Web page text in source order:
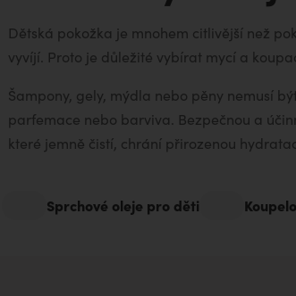
Dětská pokožka je mnohem citlivější než
vyvíjí. Proto je důležité vybírat mycí a
Šampony, gely, mýdla nebo pěny nemusí
parfemace nebo barviva. Bezpečnou a
které jemně čistí, chrání přirozenou
Sprchové oleje pro děti